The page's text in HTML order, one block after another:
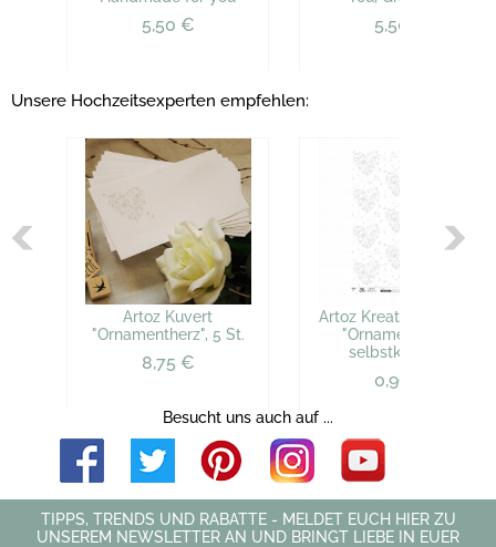
5,50 € 5,50 €
Unsere Hochzeitsexperten empfehlen:
Artoz Kuvert
"Ornamentherz", 5 St.
8,75 €
Artoz Kreativkarton A4
"Ornamentherz",
selbstklebend
0,99 €
Besucht uns auch auf ...
TIPPS, TRENDS UND RABATTE - MELDET EUCH HIER ZU
UNSEREM NEWSLETTER AN UND BRINGT LIEBE IN EUER